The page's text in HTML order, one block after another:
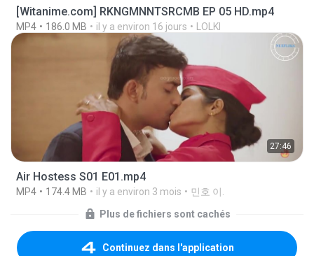
[Witanime.com] RKNGMNNTSRCMB EP 05 HD.mp4
MP4 186.0 MB il y a environ 16 jours LOLKI
27:46
Air Hostess S01 E01.mp4
MP4 174.4 MB il y a environ 3 mois
민호 이.
Plus de fichiers sont cachés
Continuez dans l'application